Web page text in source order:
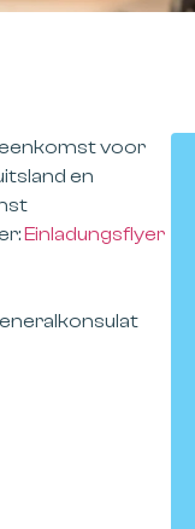
voor
en
Einladungsflyer